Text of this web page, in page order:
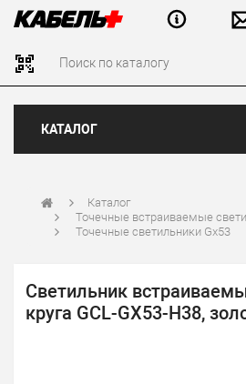
КАТАЛОГ
Каталог
Точечные встраиваемые
Точечные светильники Gx53
Светильник
круга GCL-GX53-H38,